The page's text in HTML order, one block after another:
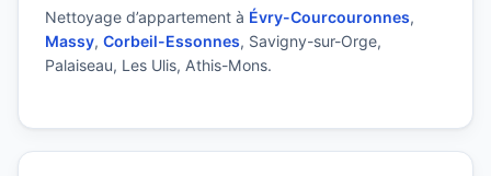
Nettoyage d’appartement à Évry-Courcouronnes,
Massy, Corbeil-Essonnes, Savigny-sur-Orge,
Palaiseau, Les Ulis, Athis-Mons.